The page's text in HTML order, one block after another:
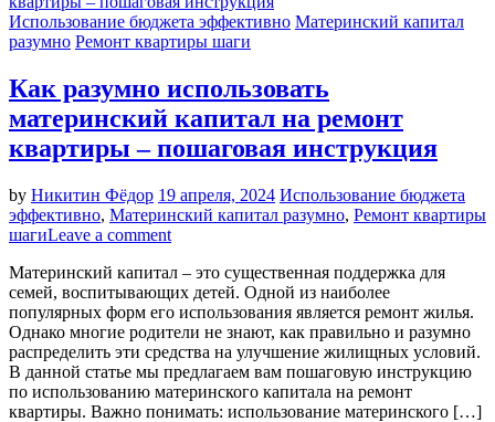
Использование бюджета эффективно Материнский капитал
разумно Ремонт квартиры шаги
Как разумно использовать
материнский капитал на ремонт
квартиры – пошаговая инструкция
by Никитин Фёдор 19 апреля, 2024 Использование бюджета
эффективно, Материнский капитал разумно, Ремонт квартиры
шагиLeave a comment
Материнский капитал – это существенная поддержка для
семей, воспитывающих детей. Одной из наиболее
популярных форм его использования является ремонт жилья.
Однако многие родители не знают, как правильно и разумно
распределить эти средства на улучшение жилищных условий.
В данной статье мы предлагаем вам пошаговую инструкцию
по использованию материнского капитала на ремонт
квартиры. Важно понимать: использование материнского […]